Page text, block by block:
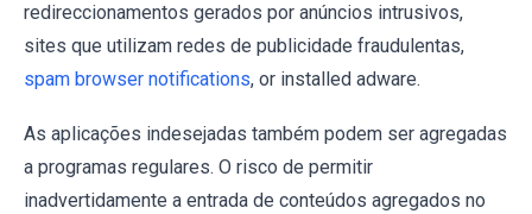
redireccionamentos gerados por anúncios intrusivos,
sites que utilizam redes de publicidade fraudulentas,
spam browser notifications, or installed adware.
As aplicações indesejadas também podem ser agregadas
a programas regulares. O risco de permitir
inadvertidamente a entrada de conteúdos agregados no